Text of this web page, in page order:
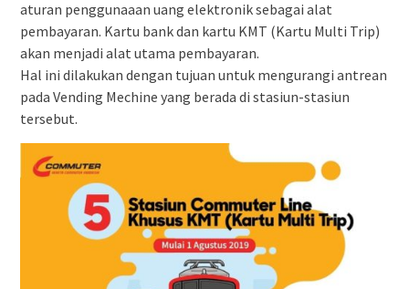
aturan penggunaaan uang elektronik sebagai alat
pembayaran. Kartu bank dan kartu KMT (Kartu Multi Trip)
akan menjadi alat utama pembayaran.
Hal ini dilakukan dengan tujuan untuk mengurangi antrean
pada Vending Mechine yang berada di stasiun-stasiun
tersebut.